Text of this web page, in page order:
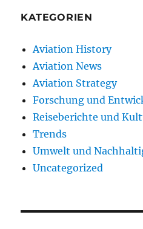
KATEGORIEN
Aviation History
Aviation News
Aviation Strategy
Forschung und
Reiseberichte und
Trends
Umwelt und
Uncategorized